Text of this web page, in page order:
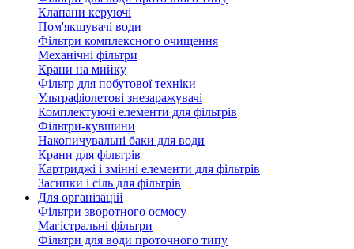
Клапани керуючі
Пом'якшувачі води
Фільтри комплексного очищення
Механічні фільтри
Крани на мийку
Фільтр для побутової техніки
Ультрафіолетові знезаражувачі
Комплектуючі елементи для фільтрів
Фільтри-кувшини
Накопичувальні баки для води
Крани для фільтрів
Картриджі і змінні елементи для фільтрів
Засипки і сіль для фільтрів
Для організацій
Фільтри зворотного осмосу
Магістральні фільтри
Фільтри для води проточного типу